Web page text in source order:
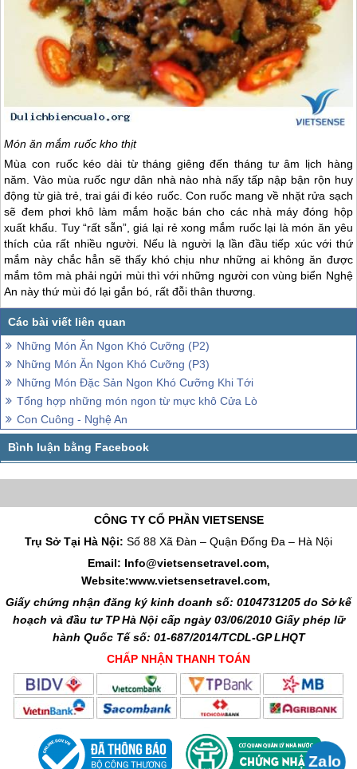
Món ăn mắm ruốc kho thịt
Mùa con ruốc kéo dài từ tháng giêng đến tháng tư âm lịch hàng
năm. Vào mùa ruốc ngư dân nhà nào nhà nấy tấp nập bận rộn huy
động từ già trẻ, trai gái đi kéo ruốc. Con ruốc mang về nhặt rửa sạch
sẽ đem phơi khô làm mắm hoặc bán cho các nhà máy đóng hộp
xuất khẩu. Tuy “rất sẵn”, giá lại rẻ xong mắm ruốc lại là món ăn yêu
thích của rất nhiều người. Nếu là người lạ lần đầu tiếp xúc với thứ
mắm này chắc hẳn sẽ thấy khó chịu như những ai không ăn được
mắm tôm mà phải ngửi mùi thì với những người con vùng biển Nghệ
An này thứ mùi đó lại gắn bó, rất đỗi thân thương.
Những Món Ăn Ngon Khó Cưỡng (P2)
Những Món Ăn Ngon Khó Cưỡng (P3)
Những Món Đặc Sản Ngon Khó Cưỡng Khi Tới
Tổng hợp những món ngon từ mực khô Cửa Lò
Con Cuông - Nghệ An
CÔNG TY CỔ PHẦN VIETSENSE
Trụ Sở Tại Hà Nội: Số 88 Xã Đàn – Quận Đống Đa – Hà Nội
Email: Info@vietsensetravel.com,
Website:www.vietsensetravel.com,
Giấy chứng nhận đăng ký kinh doanh số: 0104731205 do Sở kế
hoạch và đầu tư TP Hà Nội cấp ngày 03/06/2010 Giấy phép lữ
hành Quốc Tế số: 01-687/2014/TCDL-GP LHQT
CHẤP NHẬN THANH TOÁN